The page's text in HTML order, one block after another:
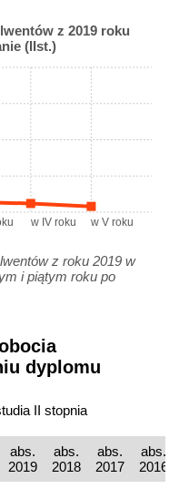
z 2019 roku
(IIst.)
w IV roku w V roku
z roku 2019 w
i piątym roku po
dyplomu
II stopnia
abs.
2019
abs.
2018
abs.
2017
abs.
2016